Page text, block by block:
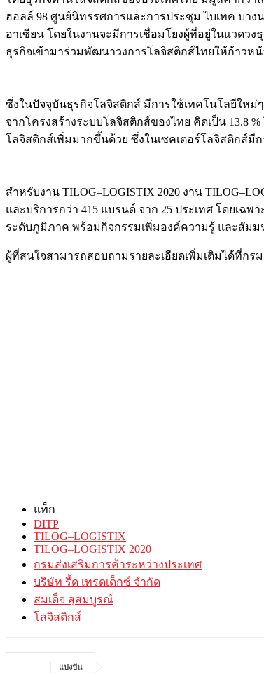
ฮอลล์ 98 ศูนย์นิทรรศการและการประชุม ไบเทค บา
อาเซียน โดยในงานจะมีการเชื่อมโยงผู้ที่อยู่ในแวดว
ธุรกิจเข้ามาร่วมพัฒนาวงการโลจิสติกส์ไทยให้ก้าวห
ซึ่งในปัจจุบันธุรกิจโลจิสติกส์ มีการใช้เทคโนโลยีใหม่
จากโครงสร้างระบบโลจิสติกส์ของไทย คิดเป็น 13.8
โลจิสติกส์เพิ่มมากขึ้นด้วย ซึ่งในเซคเตอร์โลจิสติกส์มี
สำหรับงาน TILOG–LOGISTIX 2020 งาน
และบริการกว่า 415 แบรนด์ จาก 25 ประเทศ โดยเ
ระดับภูมิภาค พร้อมกิจกรรมเพิ่มองค์ความรู้ และสัม
ผู้ที่สนใจสามารถสอบถามรายละเอียดเพิ่มเติมได้ที่กร
แท็ก
DITP
TILOG–LOGISTIX
TILOG–LOGISTIX 2020
กรมส่งเสริมการค้าระหว่างประเทศ
บริษัท รี้ด เทรดเด็กซ์ จำกัด
สมเด็จ สุสมบูรณ์
โลจิสติกส์
แบ่งปัน